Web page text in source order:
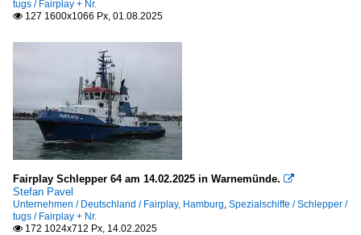
tugs / Fairplay + Nr.
 127 1600x1066 Px, 01.08.2025
Fairplay Schlepper 64 am 14.02.2025 in Warnemünde. 
Stefan Pavel
Unternehmen / Deutschland / Fairplay, Hamburg, Spezialschiffe / Schlepper /
tugs / Fairplay + Nr.
 172 1024x712 Px, 14.02.2025